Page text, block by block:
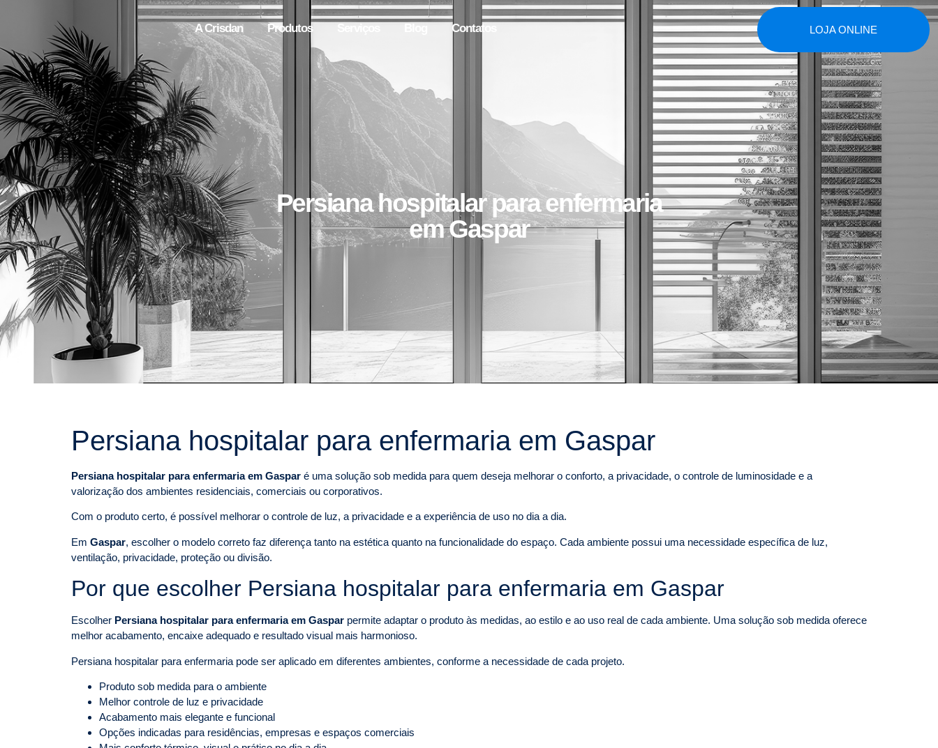
A Crisdan Produtos Contatos LOJA ONLINE
Persiana hospitalar para enfermaria
em Gaspar
Persiana hospitalar para enfermaria em Gaspar
Persiana hospitalar para enfermaria em Gaspar é uma solução sob medida para quem deseja melhorar o conforto, a privacidade, o controle de luminosidade e a
valorização dos ambientes residenciais, comerciais ou corporativos.
Com o produto certo, é possível melhorar o controle de luz, a privacidade e a experiência de uso no dia a dia.
Em Gaspar, escolher o modelo correto faz diferença tanto na estética quanto na funcionalidade do espaço. Cada ambiente possui uma necessidade específica de luz,
ventilação, privacidade, proteção ou divisão.
Por que escolher Persiana hospitalar para enfermaria em Gaspar
Escolher Persiana hospitalar para enfermaria em Gaspar permite adaptar o produto às medidas, ao estilo e ao uso real de cada ambiente. Uma solução sob medida oferece
melhor acabamento, encaixe adequado e resultado visual mais harmonioso.
Persiana hospitalar para enfermaria pode ser aplicado em diferentes ambientes, conforme a necessidade de cada projeto.
Produto sob medida para o ambiente
Melhor controle de luz e privacidade
Acabamento mais elegante e funcional
Opções indicadas para residências, empresas e espaços comerciais